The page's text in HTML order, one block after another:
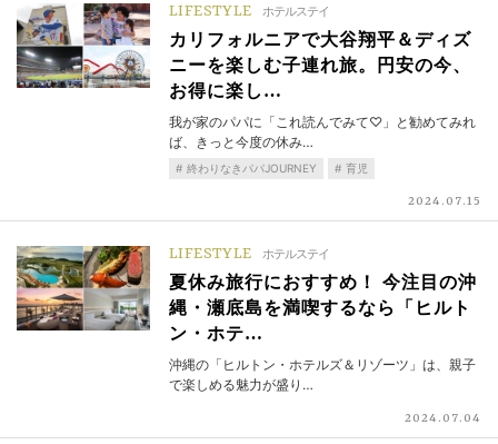
LIFESTYLE ホテルステイ
カリフォルニアで大谷翔平＆ディズ
ニーを楽しむ子連れ旅。円安の今、
お得に楽し…
我が家のパパに「これ読んでみて♡」と勧めてみれ
ば、きっと今度の休み…
終わりなきパパJOURNEY 育児
2024.07.15
LIFESTYLE ホテルステイ
夏休み旅行におすすめ！ 今注目の沖
縄・瀬底島を満喫するなら「ヒルト
ン・ホテ…
沖縄の「ヒルトン・ホテルズ＆リゾーツ」は、親子
で楽しめる魅力が盛り…
2024.07.04